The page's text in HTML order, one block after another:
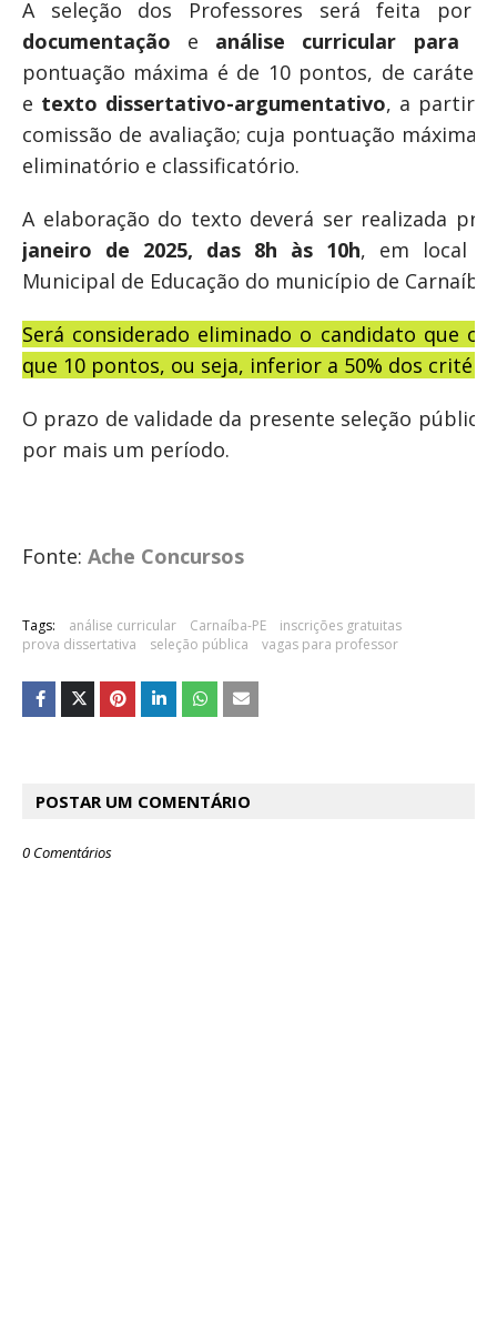
A seleção dos Professores será feita
documentação e análise curricular para
pontuação máxima é de 10 pontos, de
e texto dissertativo-argumentativo, a partir
comissão de avaliação; cuja pontuação máxima
eliminatório e classificatório.
A elaboração do texto deverá ser realizada
janeiro de 2025, das 8h às 10h, em local
Municipal de Educação do município de Carnaíba-
Será considerado eliminado o candidato que
que 10 pontos, ou seja, inferior a 50% dos
O prazo de validade da presente seleção
por mais um período.
Fonte: Ache Concursos
Tags: análise curricular Carnaíba-PE
inscrições gratuitas
prova dissertativa
seleção pública vagas para professor
POSTAR UM COMENTÁRIO
0 Comentários